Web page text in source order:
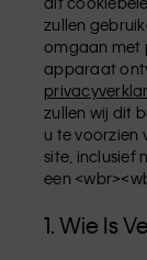
zullen
omgaan met
apparaat
zullen wij dit
u te voorzien
site, inclusief
een
1. Wie Is